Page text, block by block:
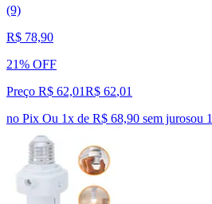
(9)
R$ 78,90
21% OFF
Preço R$ 62,01R$ 62,01
no Pix Ou 1x de R$ 68,90 sem jurosou 1